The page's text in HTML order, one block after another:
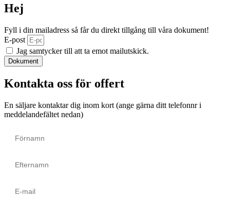
Hej
Fyll i din mailadress så får du direkt tillgång till våra dokument!
E-post
Jag samtycker till att ta emot mailutskick.
Dokument
Kontakta oss för offert
En säljare kontaktar dig inom kort (ange gärna ditt telefonnr i
meddelandefältet nedan)